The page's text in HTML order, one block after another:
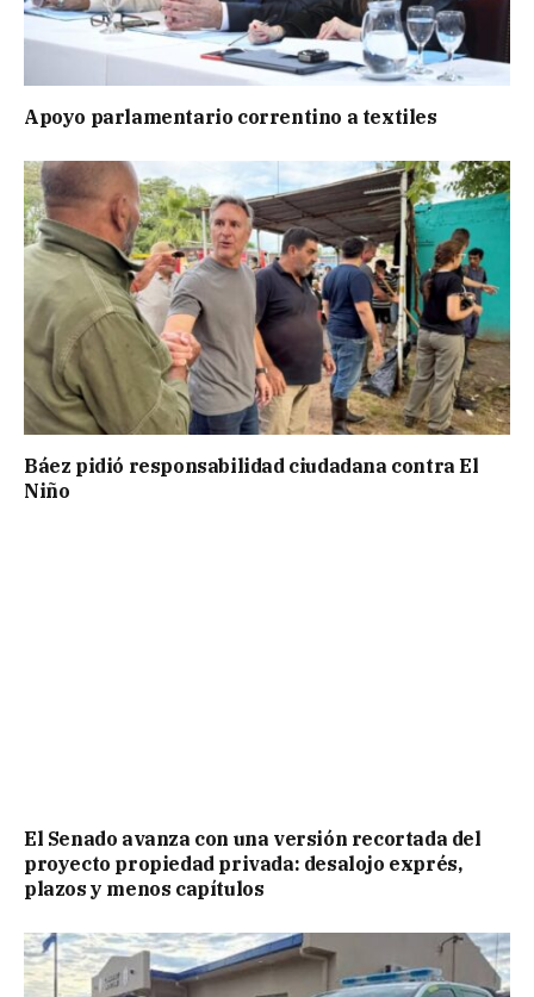
Apoyo parlamentario correntino a textiles
Báez pidió responsabilidad ciudadana contra El
Niño
El Senado avanza con una versión recortada del
proyecto propiedad privada: desalojo exprés,
plazos y menos capítulos